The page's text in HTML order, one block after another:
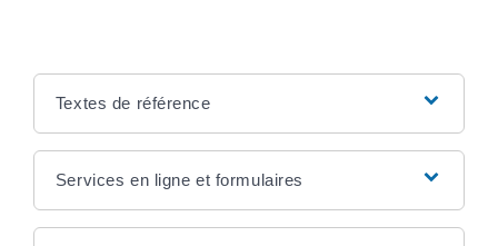
Textes de référence
Services en ligne et formulaires